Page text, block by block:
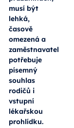
musí být
lehká,
časově
omezená a
zaměstnavatel
potřebuje
písemný
souhlas
rodičů i
vstupní
lékařskou
prohlídku.